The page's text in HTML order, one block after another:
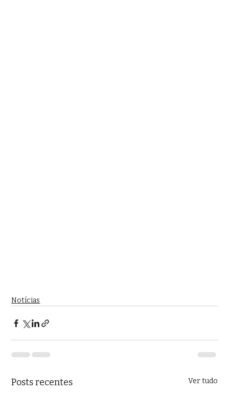
Notícias
Posts recentes Ver tudo